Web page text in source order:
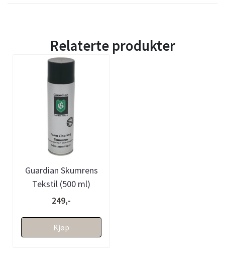
Relaterte produkter
Guardian Skumrens
Tekstil (500 ml)
249,-
Kjøp